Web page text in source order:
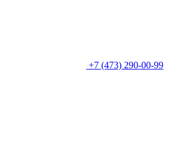
+7 (473) 290-00-99